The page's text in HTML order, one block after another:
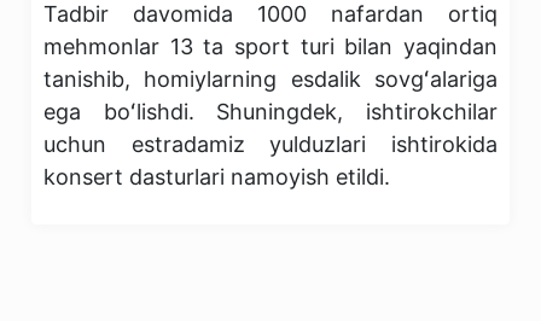
Tadbir davomida 1000 nafardan ortiq
mehmonlar 13 ta sport turi bilan yaqindan
tanishib, homiylarning esdalik sovgʻalariga
ega boʻlishdi. Shuningdek, ishtirokchilar
uchun estradamiz yulduzlari ishtirokida
konsert dasturlari namoyish etildi.